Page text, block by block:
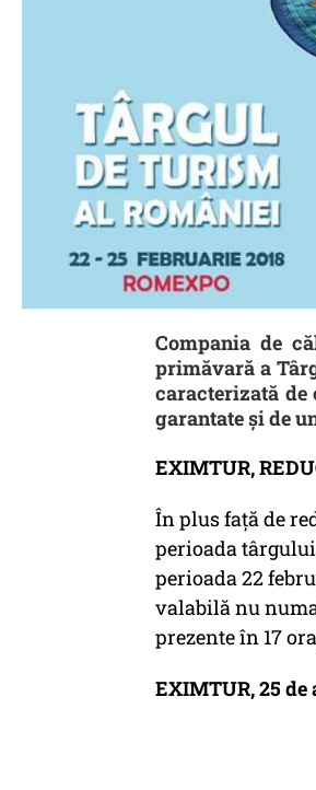
Compania de
primăvară a
caracterizată
garantate și de
EXIMTUR,
În plus față de
perioada
perioada 22
valabilă nu
prezente în 17
EXIMTUR, 25